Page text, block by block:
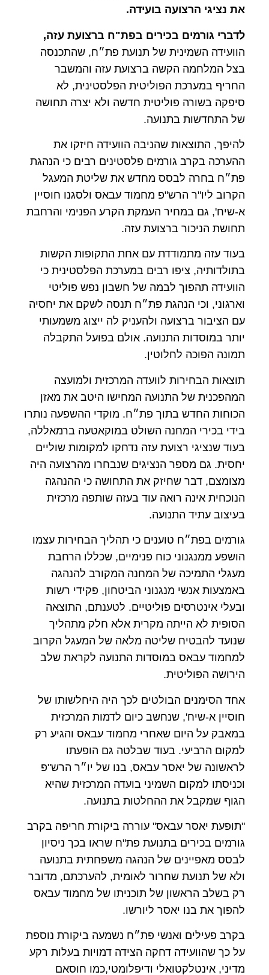
את נציגי הרצועה בועידה.
לדברי גורמים בכירים בפת"ח ברצועת עזה,
הוועידה השמינית של תנועת פת״ח, שהתכנסה
בצל המלחמה הקשה ברצועת עזה והמשבר
החריף במערכת הפוליטית הפלסטינית, לא
סיפקה בשורה פוליטית חדשה ולא יצרה תחושה
של התחדשות בתנועה.
להיפך, התוצאות שהניבה הוועידה חיזקו את
ההערכה בקרב גורמים פלסטינים רבים כי הנהגת
פת״ח בחרה לבסס מחדש את שליטת המעגל
הקרוב ליו"ר הרש"פ מחמוד עבאס ולסגנו חוסיין
א-שיח', גם במחיר העמקת הקרע הפנימי והרחבת
תחושת הניכור ברצועת עזה.
בעוד עזה מתמודדת עם אחת התקופות הקשות
בתולדותיה, ציפו רבים במערכת הפלסטינית כי
הוועידה תהפוך לבמה של חשבון נפש פוליטי
וארגוני, וכי הנהגת פת״ח תנסה לשקם את יחסיה
עם הציבור ברצועה ולהעניק לה ייצוג משמעותי
יותר במוסדות התנועה. אולם בפועל התקבלה
תמונה הפוכה לחלוטין.
תוצאות הבחירות לוועדה המרכזית ולמועצה
המהפכנית של התנועה המחישו היטב את מאזן
הכוחות החדש בתוך פת״ח. מוקדי ההשפעה נותרו
בידי בכירי המחנה השולט במוקאטעה ברמאללה,
בעוד שנציגי רצועת עזה נדחקו למקומות שוליים
יחסית. גם מספר הנציגים שנבחרו מהרצועה היה
מצומצם, דבר שחיזק את התחושה כי ההנהגה
הנוכחית אינה רואה עוד בעזה שותפה מרכזית
בעיצוב עתיד התנועה.
גורמים בפת״ח טוענים כי תהליך הבחירות עצמו
הושפע ממנגנוני כוח פנימיים, שכללו הרחבת
מעגלי התמיכה של המחנה המקורב להנהגה
באמצעות אנשי מנגנוני הביטחון, פקידי רשות
ובעלי אינטרסים פוליטיים. לטענתם, התוצאה
הסופית לא הייתה מקרית אלא חלק מתהליך
שנועד להבטיח שליטה מלאה של המעגל הקרוב
למחמוד עבאס במוסדות התנועה לקראת שלב
הירושה הפוליטית.
אחד הסימנים הבולטים לכך היה היחלשותו של
חוסיין א-שיח', שנחשב כיום לדמות המרכזית
במאבק על היום שאחרי מחמוד עבאס והגיע רק
למקום הרביעי. בעוד שבלטה גם הופעתו
לראשונה של יאסר עבאס, בנו של יו״ר הרש"פ
וכניסתו למקום השמיני בועדה המרכזית שהיא
הגוף שמקבל את ההחלטות בתנועה.
"תופעת יאסר עבאס" עוררה ביקורת חריפה בקרב
גורמים בכירים בתנועת פת"ח שראו בכך ניסיון
לבסס מאפיינים של הנהגה משפחתית בתנועה
ולא של תנועת שחרור לאומית, להערכתם, מדובר
רק בשלב הראשון של תוכניתו של מחמוד עבאס
להפוך את בנו יאסר ליורשו.
בקרב פעילים ואנשי פת״ח נשמעה ביקורת נוספת
על כך שהוועידה דחקה הצידה דמויות בעלות רקע
מדיני, אינטלקטואלי ודיפלומטי,כמו חוסאם